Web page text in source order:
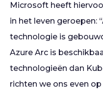
Microsoft heeft
in het leven geroepen:
technologie is
Azure Arc is
technologieën dan
richten we ons even